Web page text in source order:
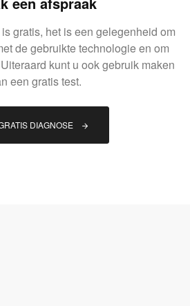
gratis, het is een gelegenheid om
de gebruikte technologie en om
kunt u ook gebruik maken
een gratis test.
DIAGNOSE